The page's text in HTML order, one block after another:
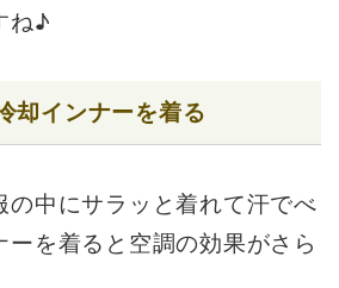
ね♪
却インナーを着る
の中にサラッと着れて汗でべ
ーを着ると空調の効果がさら